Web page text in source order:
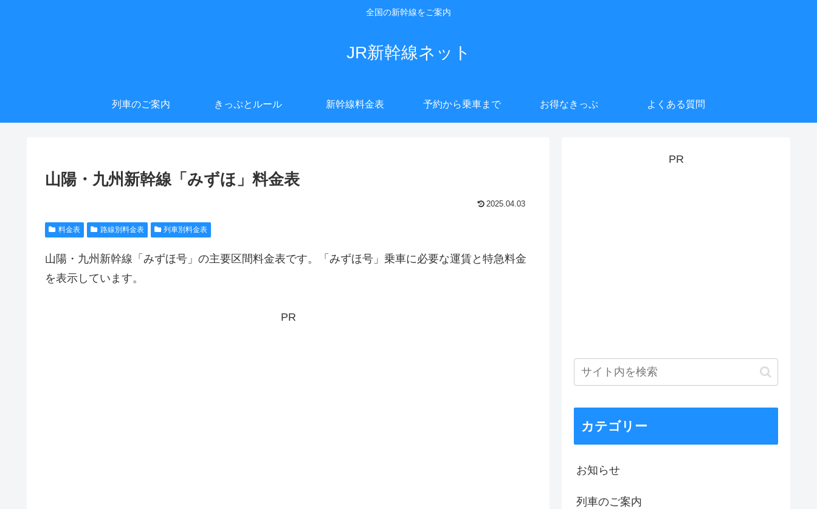
全国の新幹線をご案内
JR新幹線ネット
列車のご案内 きっぷとルール 新幹線料金表 予約から乗車まで お得なきっぷ よくある質問
山陽・九州新幹線「みずほ」料金表
2025.04.03
料金表 路線別料金表 列車別料金表
山陽・九州新幹線「みずほ号」の主要区間料金表です。「みずほ号」乗車に必要な運賃と特急料金
を表示しています。
PR
PR
カテゴリー
お知らせ
列車のご案内